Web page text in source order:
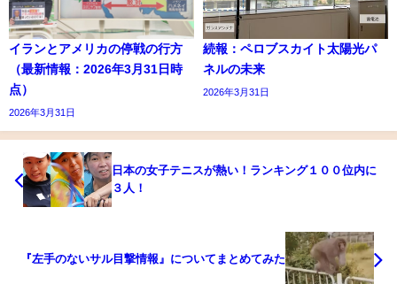
イランとアメリカの停戦の行方
（最新情報：2026年3月31日時
点）
2026年3月31日
続報：ペロブスカイト太陽光パ
ネルの未来
2026年3月31日
日本の女子テニスが熱い！ランキング１００位内に
３人！
『左手のないサル目撃情報』についてまとめてみた